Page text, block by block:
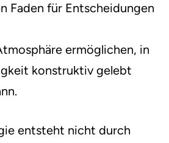
Faden für Entscheidungen
ermöglichen, in
konstruktiv gelebt
entsteht nicht durch